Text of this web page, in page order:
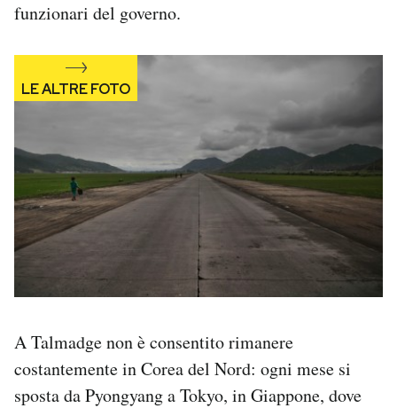
funzionari del governo.
A Talmadge non è consentito rimanere
costantemente in Corea del Nord: ogni mese si
sposta da Pyongyang a Tokyo, in Giappone, dove